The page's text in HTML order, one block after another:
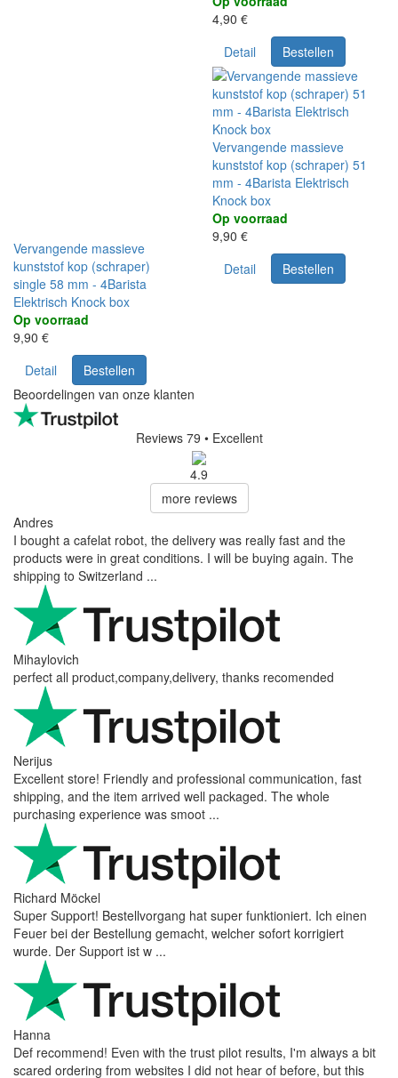
4,90 €
Detail
Bestellen
Vervangende massieve
kunststof kop (schraper)
single 58 mm - 4Barista
Elektrisch Knock box
Op voorraad
9,90 €
Detail
Bestellen
Vervangende massieve
kunststof kop (schraper) 51
mm - 4Barista Elektrisch
Knock box
Op voorraad
9,90 €
Detail
Bestellen
Beoordelingen van onze klanten
Reviews 79 • Excellent
4.9
more reviews
Andres
I bought a cafelat robot, the delivery was really fast and the
products were in great conditions. I will be buying again. The
shipping to Switzerland ...
Mihaylovich
perfect all product,company,delivery, thanks recomended
Nerijus
Excellent store! Friendly and professional communication, fast
shipping, and the item arrived well packaged. The whole
purchasing experience was smoot ...
Richard Möckel
Super Support! Bestellvorgang hat super funktioniert. Ich einen
Feuer bei der Bestellung gemacht, welcher sofort korrigiert
wurde. Der Support ist w ...
Hanna
Def recommend! Even with the trust pilot results, I'm always a bit
scared ordering from websites I did not hear of before, but this